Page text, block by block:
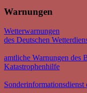
Warnungen
Wetterwarnungen
des Deutschen
amtliche Warnungen des
Katastrophenhilfe